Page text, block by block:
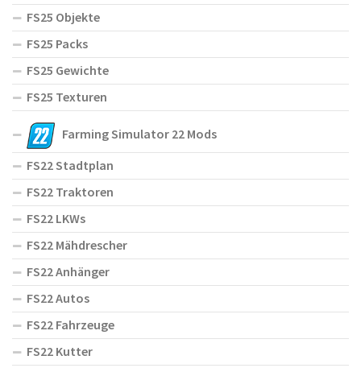
FS25 Objekte
FS25 Packs
FS25 Gewichte
FS25 Texturen
Farming Simulator 22 Mods
FS22 Stadtplan
FS22 Traktoren
FS22 LKWs
FS22 Mähdrescher
FS22 Anhänger
FS22 Autos
FS22 Fahrzeuge
FS22 Kutter